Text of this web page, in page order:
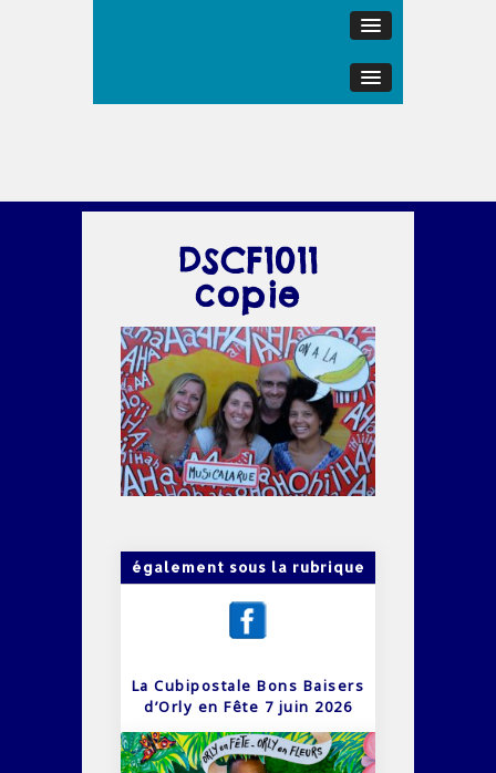
DSCF1011
copie
également sous la rubrique
La Cubipostale Bons Baisers
d’Orly en Fête 7 juin 2026